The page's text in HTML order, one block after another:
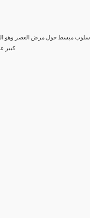
بأسلوب مبسط حول مرض العصر
كبير